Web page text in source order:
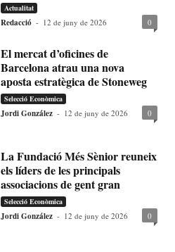
Actualitat
Redacció - 12 de juny de 2026 0
El mercat d’oficines de
Barcelona atrau una nova
aposta estratègica de Stoneweg
Selecció Econòmica
Jordi González - 12 de juny de 2026 0
La Fundació Més Sènior reuneix
els líders de les principals
associacions de gent gran
Selecció Econòmica
Jordi González - 12 de juny de 2026 0